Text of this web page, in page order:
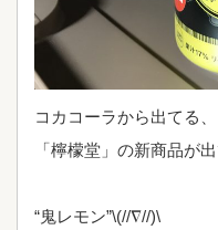
コカコーラから出てる
「檸檬堂」の新商品が
“鬼レモン”\(//∇//)\